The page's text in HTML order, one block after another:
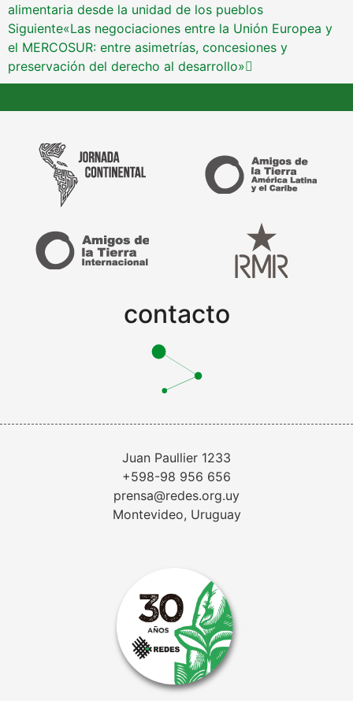
alimentaria desde la unidad de los pueblos
Siguiente«Las negociaciones entre la Unión Europea y
el MERCOSUR: entre asimetrías, concesiones y
preservación del derecho al desarrollo»
contacto
Juan Paullier 1233
+598-98 956 656
prensa@redes.org.uy
Montevideo, Uruguay